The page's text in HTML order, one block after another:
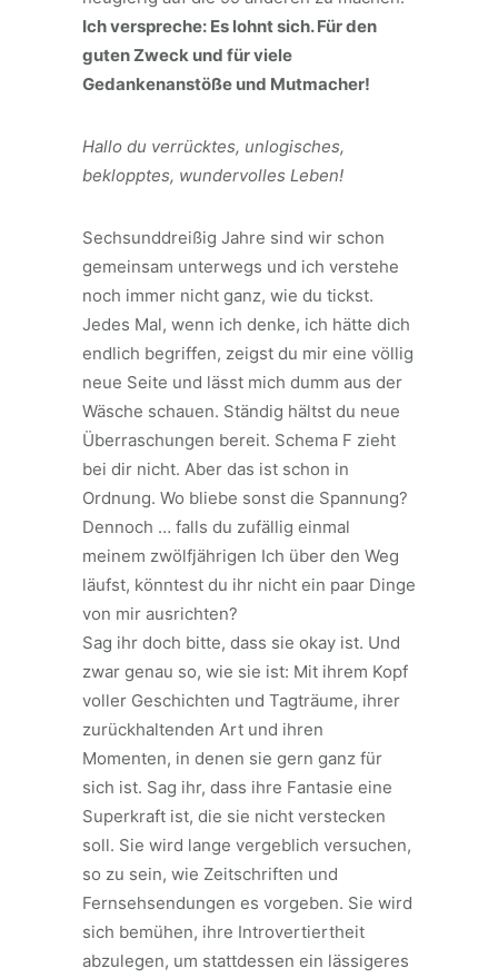
Ich verspreche: Es lohnt sich. Für den
guten Zweck und für viele
Gedankenanstöße und Mutmacher!
Hallo du verrücktes, unlogisches,
beklopptes, wundervolles Leben!
Sechsunddreißig Jahre sind wir schon
gemeinsam unterwegs und ich verstehe
noch immer nicht ganz, wie du tickst.
Jedes Mal, wenn ich denke, ich hätte dich
endlich begriffen, zeigst du mir eine völlig
neue Seite und lässt mich dumm aus der
Wäsche schauen. Ständig hältst du neue
Überraschungen bereit. Schema F zieht
bei dir nicht. Aber das ist schon in
Ordnung. Wo bliebe sonst die Spannung?
Dennoch … falls du zufällig einmal
meinem zwölfjährigen Ich über den Weg
läufst, könntest du ihr nicht ein paar Dinge
von mir ausrichten?
Sag ihr doch bitte, dass sie okay ist. Und
zwar genau so, wie sie ist: Mit ihrem Kopf
voller Geschichten und Tagträume, ihrer
zurückhaltenden Art und ihren
Momenten, in denen sie gern ganz für
sich ist. Sag ihr, dass ihre Fantasie eine
Superkraft ist, die sie nicht verstecken
soll. Sie wird lange vergeblich versuchen,
so zu sein, wie Zeitschriften und
Fernsehsendungen es vorgeben. Sie wird
sich bemühen, ihre Introvertiertheit
abzulegen, um stattdessen ein lässigeres